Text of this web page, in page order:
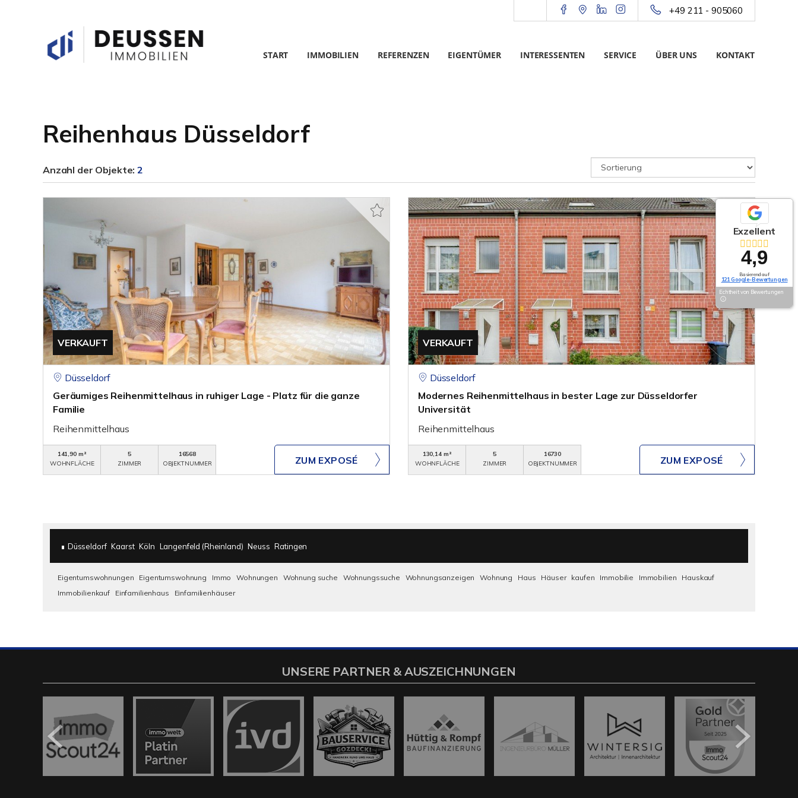
+49 211 - 905060
START IMMOBILIEN REFERENZEN EIGENTÜMER INTERESSENTEN SERVICE ÜBER UNS KONTAKT
Reihenhaus Düsseldorf
Anzahl der Objekte:2
VERKAUFT
Düsseldorf
Geräumiges Reihenmittelhaus in ruhiger Lage - Platz für die ganze
Familie
Reihenmittelhaus
141,90 m²
WOHNFLÄCHE
5
ZIMMER
16568
OBJEKTNUMMER
ZUM EXPOSÉ
VERKAUFT
Düsseldorf
Modernes Reihenmittelhaus in bester Lage zur Düsseldorfer
Universität
Reihenmittelhaus
130,14 m²
WOHNFLÄCHE
5
ZIMMER
16730
OBJEKTNUMMER
ZUM EXPOSÉ
Düsseldorf Kaarst Köln Langenfeld (Rheinland) Neuss Ratingen
Eigentumswohnungen Eigentumswohnung Immo Wohnungen Wohnung suche Wohnungssuche Wohnungsanzeigen Wohnung Haus Häuser kaufen Immobilie Immobilien
Hauskauf
Immobilienkauf
Einfamilienhaus Einfamilienhäuser
Exzellent
4,9
Basierend auf
121 Google-Bewertungen
Echtheit von Bewertungen
UNSERE PARTNER & AUSZEICHNUNGEN